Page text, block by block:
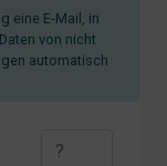
eine E-Mail, in
von nicht
automatisch